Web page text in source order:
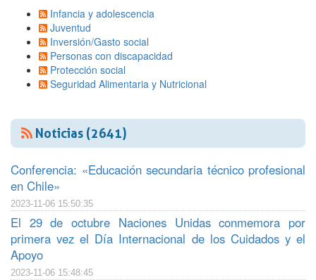
Infancia y adolescencia
Juventud
Inversión/Gasto social
Personas con discapacidad
Protección social
Seguridad Alimentaria y Nutricional
Noticias (2641)
Conferencia: «Educación secundaria técnico profesional
en Chile»
2023-11-06 15:50:35
El 29 de octubre Naciones Unidas conmemora por
primera vez el Día Internacional de los Cuidados y el
Apoyo
2023-11-06 15:48:45